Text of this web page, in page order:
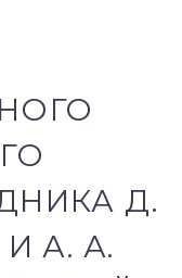
Д.
А. А.